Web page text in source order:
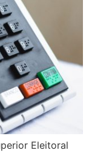
Eleitoral